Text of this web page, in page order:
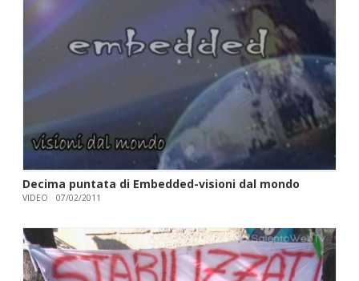
Decima puntata di Embedded-visioni dal mondo
VIDEO 07/02/2011